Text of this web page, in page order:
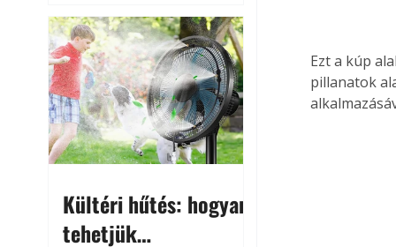
megközelítheti. Ez nemcsak a
beszállást teszi kellemetlenné,
hanem az autó állapotára és a
benne hagyott tárgyakra is
káros hatással lehet. Néhány
egyszerű óvintézkedéssel
azonban jelentősen
csökkenthetjük a hőség káros
Kültéri hűtés: hogyan
tehetjük
Ezt a kúp
pillanatok